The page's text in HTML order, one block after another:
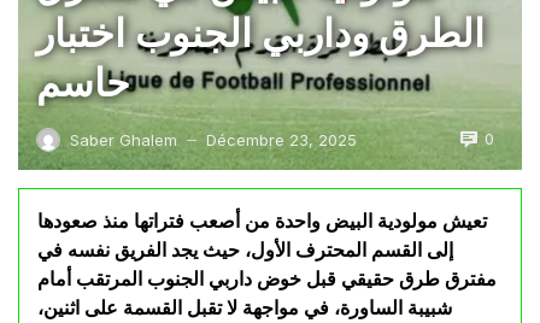
الطرق وداربي الجنوب اختبار
حاسم
Saber Ghalem — Décembre 23, 2025 0
تعيش مولودية البيض واحدة من أصعب فتراتها منذ صعودها
إلى القسم المحترف الأول، حيث يجد الفريق نفسه في
مفترق طرق حقيقي قبل خوض داربي الجنوب المرتقب أمام
شبيبة الساورة، في مواجهة لا تقبل القسمة على اثنين،